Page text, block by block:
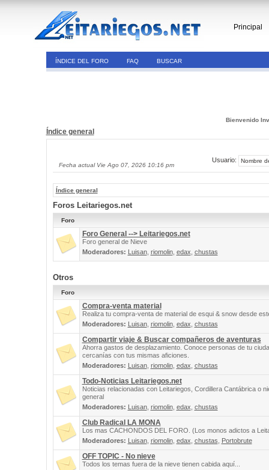
Principal
ÍNDICE DEL FORO FAQ BUSCAR
Bienvenido
Índice general
Fecha actual Vie Ago 07, 2026 10:16 pm
Usuario:
Índice general
Foros Leitariegos.net
Foro
Foro General --> Leitariegos.net
Foro general de Nieve
Moderadores: Luisan, riomolin, edax chustas
Otros
Foro
Compra-venta material
Realiza tu compra-venta de material de esqui & snow desde
Moderadores: Luisan, riomolin, edax chustas
Compartir viaje & Buscar compañeros de aventuras
Ahorra gastos de desplazamiento. Conoce personas de tu
cercanías con tus mismas aficiones.
Moderadores: Luisan, riomolin, edax chustas
Todo-Noticias Leitariegos.net
Noticias relacionadas con Leitariegos, Cordillera Cantábrica o
general
Moderadores: Luisan, riomolin, edax chustas
Club Radical LA MONA
Los mas CACHONDOS DEL FORO. (Los monos adictos a
Moderadores: Luisan, riomolin, edax chustas Portobrute
OFF TOPIC - No nieve
Todos los temas fuera de la nieve tienen cabida aquí...